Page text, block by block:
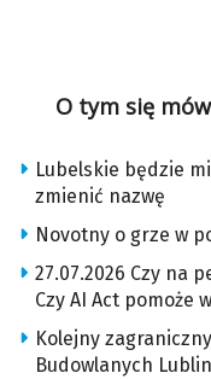
O tym się
Lubelskie będzie
zmienić nazwę
Novotny o grze w
27.07.2026 Czy na
Czy AI Act pomoże
Kolejny
Budowlanych Lublin